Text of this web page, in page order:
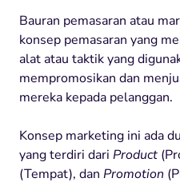
Bauran pemasaran atau
konsep pemasaran yang
alat atau taktik yang
mempromosikan dan
mereka kepada pelanggan.
Konsep marketing ini ada
yang terdiri dari Product
(Tempat), dan Promotion